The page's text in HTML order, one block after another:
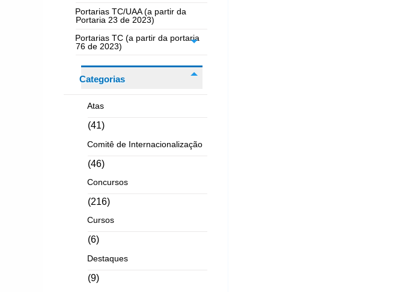
Portarias TC/UAA (a partir da
Portaria 23 de 2023)
Portarias TC (a partir da portaria
76 de 2023)
Categorias
Atas
(41)
Comitê de Internacionalização
(46)
Concursos
(216)
Cursos
(6)
Destaques
(9)